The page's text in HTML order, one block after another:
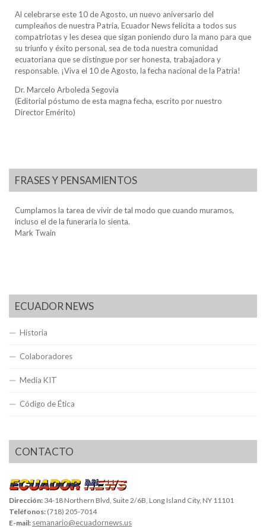
Al celebrarse este 10 de Agosto, un nuevo aniversario del
cumpleaños de nuestra Patria, Ecuador News felicita a todos sus
compatriotas y les desea que sigan poniendo duro la mano para que
su triunfo y éxito personal, sea de toda nuestra comunidad
ecuatoriana que se distingue por ser honesta, trabajadora y
responsable. ¡Viva el 10 de Agosto, la fecha nacional de la Patria!
Dr. Marcelo Arboleda Segovia
(Editorial póstumo de esta magna fecha, escrito por nuestro
Director Emérito)
FRASES Y PENSAMIENTOS
Cumplamos la tarea de vivir de tal modo que cuando muramos,
incluso el de la funeraria lo sienta.
Mark Twain
ECUADOR NEWS
Historia
Colaboradores
Media KIT
Código de Ética
CONTACTO
Dirección: 34-18 Northern Blvd, Suite 2/6B, Long Island City, NY 11101
Teléfonos: (718) 205-7014
E-mail: semanario@ecuadornews.us